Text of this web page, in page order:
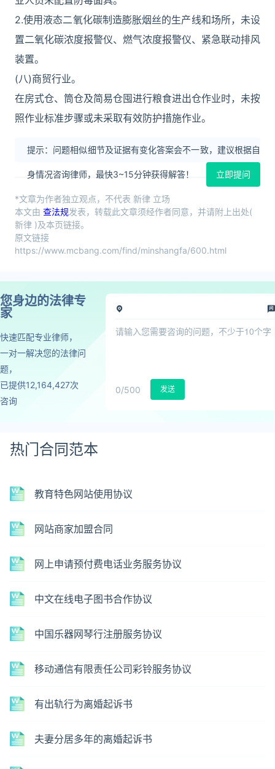
2.使用液态二氧化碳制造膨胀烟丝的生产线和场所，未设
置二氧化碳浓度报警仪、燃气浓度报警仪、紧急联动排风
装置。
(八)商贸行业。
在房式仓、筒仓及简易仓囤进行粮食进出仓作业时，未按
照作业标准步骤或未采取有效防护措施作业。
提示：问题相似细节及证据有变化答案会不一致，建议根据自
身情况咨询律师，最快3~15分钟获得解答！ 立即提问
*文章为作者独立观点，不代表 新律 立场
本文由 查法规发表，转载此文章须经作者同意，并请附上出处(
新律 )及本页链接。
原文链接
https://www.mcbang.com/find/minshangfa/600.html
您身边的法律专
家
快速匹配专业律师，
一对一解决您的法律问
题，
已提供12,164,427次
咨询
0/500 发送
热门合同范本
教育特色网站使用协议
网站商家加盟合同
网上申请预付费电话业务服务协议
中文在线电子图书合作协议
中国乐器网琴行注册服务协议
移动通信有限责任公司彩铃服务协议
有出轨行为离婚起诉书
夫妻分居多年的离婚起诉书